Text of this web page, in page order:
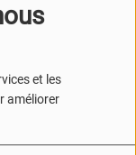
et les
améliorer